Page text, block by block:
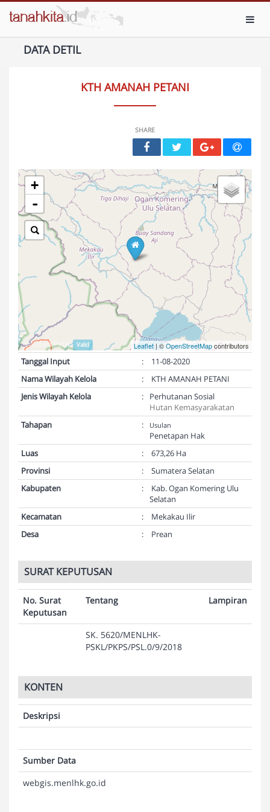
DATA DETIL
KTH AMANAH PETANI
SHARE
+
-
Leaflet| ©OpenStreetMapcontributors
Validasi Peta: Valid
Tanggal Input :
11-08-2020
Nama Wilayah Kelola
:
KTH AMANAH PETANI
Jenis Wilayah Kelola
:
Perhutanan Sosial
Hutan Kemasyarakatan
Tahapan
: Usulan
Penetapan Hak
Luas
:
673,26 Ha
Provinsi
:
Sumatera Selatan
Kabupaten
:
Kab. Ogan Komering Ulu
Selatan
Kecamatan
:
Mekakau Ilir
Desa
: Prean
SURAT KEPUTUSAN
No. Surat
Keputusan
Tentang Lampiran
SK. 5620/MENLHK-
PSKL/PKPS/PSL.0/9/2018
KONTEN
Deskripsi
Sumber Data
webgis.menlhk.go.id